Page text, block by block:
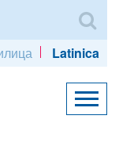
Latinica